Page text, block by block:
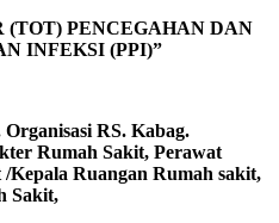
PENCEGAHAN DAN
INFEKSI (PPI)”
RS. Kabag.
Rumah Sakit, Perawat
Kepala Ruangan Rumah sakit,
Sakit,